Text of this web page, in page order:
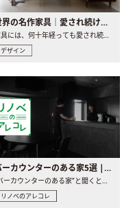
世界の名作家具｜愛され続ける理由と一生モノとの出会い方
デザイン
バーカウンターのある家5選 | 日常に馴染む“距離の近い”キッチンとは
“バーカウンターのある家”と聞くと、少し特別な、大人のための..
リノベのアレコレ